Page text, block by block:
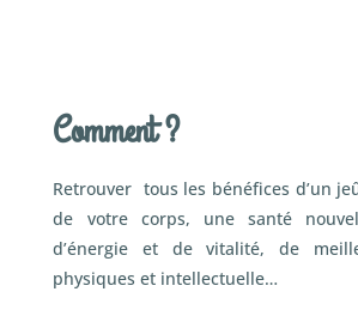
Comment ?
Retrouver tous les bénéfices d’un
de votre corps, une santé
d’énergie et de vitalité, de
physiques et intellectuelle…